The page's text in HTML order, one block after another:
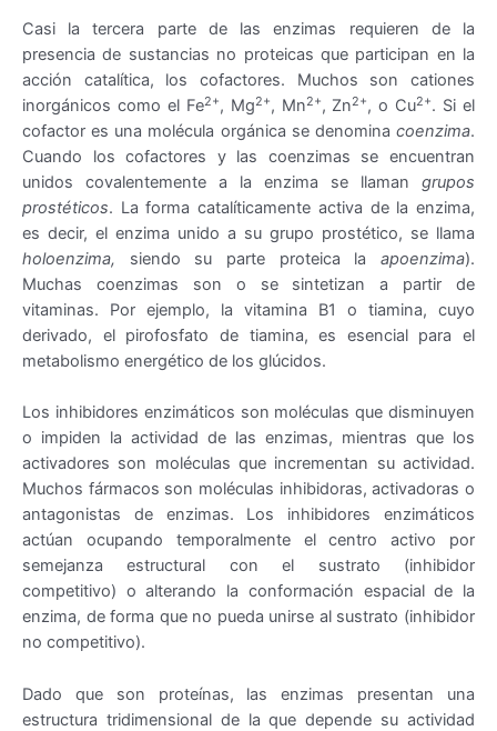
Casi la tercera parte de las enzimas requieren de la
presencia de sustancias no proteicas que participan en la
acción catalítica, los cofactores. Muchos son cationes
inorgánicos como el Fe2+, Mg2+, Mn2+, Zn2+, o Cu2+. Si el
cofactor es una molécula orgánica se denomina coenzima.
Cuando los cofactores y las coenzimas se encuentran
unidos covalentemente a la enzima se llaman grupos
prostéticos. La forma catalíticamente activa de la enzima,
es decir, el enzima unido a su grupo prostético, se llama
holoenzima, siendo su parte proteica laapoenzima).
Muchas coenzimas son o se sintetizan a partir de
vitaminas. Por ejemplo, la vitamina B1 o tiamina, cuyo
derivado, el pirofosfato de tiamina, es esencial para el
metabolismo energético de los glúcidos.
Los inhibidores enzimáticos son moléculas que disminuyen
o impiden la actividad de las enzimas, mientras que los
activadores son moléculas que incrementan su actividad.
Muchos fármacos son moléculas inhibidoras, activadoras o
antagonistas de enzimas. Los inhibidores enzimáticos
actúan ocupando temporalmente el centro activo por
semejanza estructural con el sustrato (inhibidor
competitivo) o alterando la conformación espacial de la
enzima, de forma que no pueda unirse al sustrato (inhibidor
no competitivo).
Dado que son proteínas, las enzimas presentan una
estructura tridimensional de la que depende su actividad